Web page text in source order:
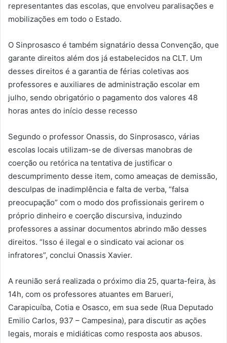
representantes das escolas, que envolveu paralisações e
mobilizações em todo o Estado.
O Sinprosasco é também signatário dessa Convenção, que
garante direitos além dos já estabelecidos na CLT. Um
desses direitos é a garantia de férias coletivas aos
professores e auxiliares de administração escolar em
julho, sendo obrigatório o pagamento dos valores 48
horas antes do início desse recesso
Segundo o professor Onassis, do Sinprosasco, várias
escolas locais utilizam-se de diversas manobras de
coerção ou retórica na tentativa de justificar o
descumprimento desse item, como ameaças de demissão,
desculpas de inadimplência e falta de verba, “falsa
preocupação” com o modo dos profissionais gerirem o
próprio dinheiro e coerção discursiva, induzindo
professores a assinar documentos abrindo mão desses
direitos. “Isso é ilegal e o sindicato vai acionar os
infratores”, conclui Onassis Xavier.
A reunião será realizada o próximo dia 25, quarta-feira, às
14h, com os professores atuantes em Barueri,
Carapicuíba, Cotia e Osasco, em sua sede (Rua Deputado
Emilio Carlos, 937 – Campesina), para discutir as ações
legais, morais e midiáticas como resposta aos abusos.